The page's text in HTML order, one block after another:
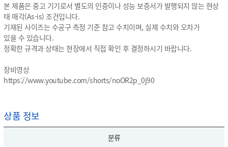
본 제품은 중고 기기로서 별도의 인증이나 성능 보증서가 발행되지 않는 현상
태 매각(As-is) 조건입니다.
기재된 사이즈는 수공구 측정 기준 참고 수치이며, 실제 수치와 오차가
있을 수 있습니다.
정확한 규격과 상태는 현장에서 직접 확인 후 결정하시기 바랍니다.
장비영상
https://www.youtube.com/shorts/noOR2p_0j90
상품 정보
분류